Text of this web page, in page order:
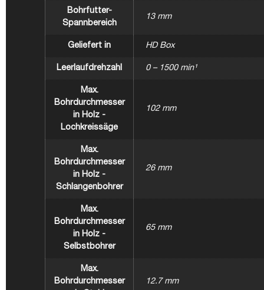
Bohrfutter-
Spannbereich
13 mm
Geliefert in HD Box
Leerlaufdrehzahl 0 – 1500 min¹
Max.
Bohrdurchmesser
in Holz -
Lochkreissäge
102 mm
Max.
Bohrdurchmesser
in Holz -
Schlangenbohrer
26 mm
Max.
Bohrdurchmesser
in Holz -
Selbstbohrer
65 mm
Max.
Bohrdurchmesser
12.7 mm